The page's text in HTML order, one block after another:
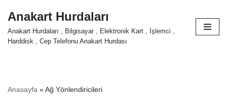
İçeriğe
geç
Anakart Hurdaları
Anakart Hurdaları , Bilgisayar , Elektronik Kart , İşlemci ,
Harddisk , Cep Telefonu Anakart Hurdası
Anasayfa »Ağ Yönlendiricileri